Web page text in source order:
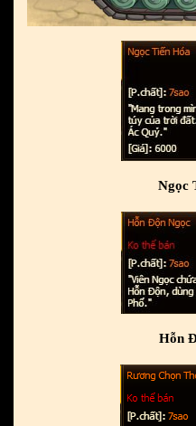
Ngọc
Hỗn